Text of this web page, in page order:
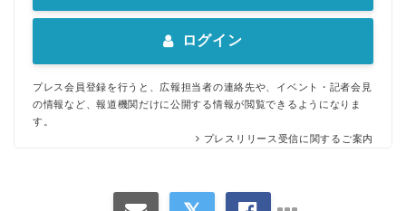
ログイン
プレス会員登録を行うと、広報担当者の連絡先や、イベント・記者会見
の情報など、報道機関だけに公開する情報が閲覧できるようになりま
す。
プレスリリース受信に関するご案内